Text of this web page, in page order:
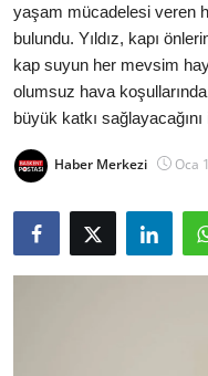
Toplum ve Yaşam
Sivil Toplum Kuruluşları
Kamu Kurumları ve
Resmi Reklamlar
yaşam mücadelesi veren
bulundu. Yıldız, kapı
kap suyun her mevsim
olumsuz hava
büyük katkı sağlayacağını
Haber Merkezi Oca